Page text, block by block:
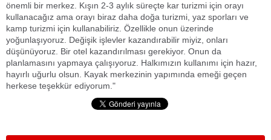
önemli bir merkez. Kışın 2-3 aylık süreçte kar turizmi için orayı
kullanacağız ama orayı biraz daha doğa turizmi, yaz sporları ve
kamp turizmi için kullanabiliriz. Özellikle onun üzerinde
yoğunlaşıyoruz. Değişik işlevler kazandırabilir miyiz, onları
düşünüyoruz. Bir otel kazandırılması gerekiyor. Onun da
planlamasını yapmaya çalışıyoruz. Halkımızın kullanımı için hazır,
hayırlı uğurlu olsun. Kayak merkezinin yapımında emeği geçen
herkese teşekkür ediyorum."